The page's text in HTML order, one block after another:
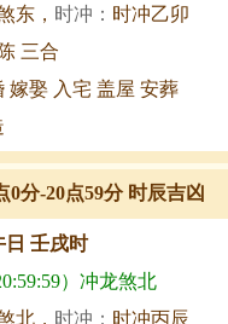
东， 时冲： 时冲乙卯
三合
嫁娶 入宅 盖屋 安葬
0分-20点59分 时辰吉凶
日 壬戌时
）冲龙煞北
北， 时冲： 时冲丙辰